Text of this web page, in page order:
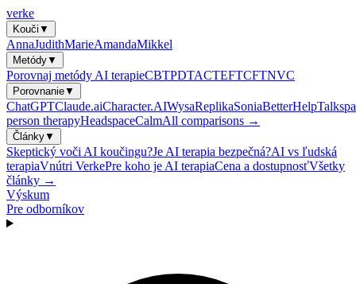
verke
Kouči ▼
AnnaJudithMarieAmandaMikkel
Metódy▼
Porovnaj metódy AI terapieCBTPDTACTEFTCFTNVC
Porovnanie▼
ChatGPTClaude.aiCharacter.AIWysaReplikaSoniaBetterHelp
person therapyHeadspaceCalmAll comparisons →
Články▼
Skeptický voči AI koučingu?Je AI terapia bezpečná?AI vs ľudská
terapiaVnútri VerkePre koho je AI terapiaCena a dostupnosťVšetky
články →
Výskum
Pre odborníkov